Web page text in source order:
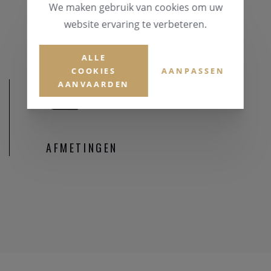
MATERIAAL & KLEUR
Zilver 925
AFMETINGEN
We maken gebruik van cookies om uw
website ervaring te verbeteren.
ALLE
COOKIES
AANVAARDEN
AANPASSEN